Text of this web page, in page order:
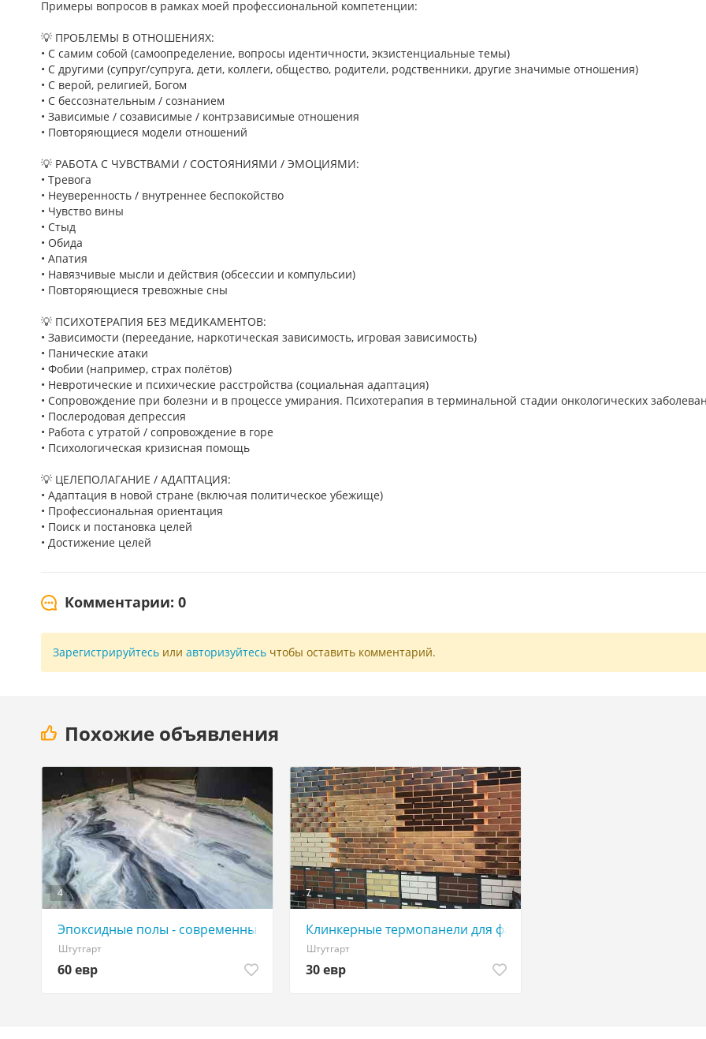
Примеры вопросов в рамках моей профессиональной компетенции:
💡 ПРОБЛЕМЫ В ОТНОШЕНИЯХ:
• С самим собой (самоопределение, вопросы идентичности, экзистенциальные темы)
• С другими (супруг/супруга, дети, коллеги, общество, родители, родственники, другие значимые отношения)
• С верой, религией, Богом
• С бессознательным / сознанием
• Зависимые / созависимые / контрзависимые отношения
• Повторяющиеся модели отношений
💡 РАБОТА С ЧУВСТВАМИ / СОСТОЯНИЯМИ / ЭМОЦИЯМИ:
• Тревога
• Неуверенность / внутреннее беспокойство
• Чувство вины
• Стыд
• Обида
• Апатия
• Навязчивые мысли и действия (обсессии и компульсии)
• Повторяющиеся тревожные сны
💡 ПСИХОТЕРАПИЯ БЕЗ МЕДИКАМЕНТОВ:
• Зависимости (переедание, наркотическая зависимость, игровая зависимость)
• Панические атаки
• Фобии (например, страх полётов)
• Невротические и психические расстройства (социальная адаптация)
• Сопровождение при болезни и в процессе умирания. Психотерапия в терминальной стадии онкологических
• Послеродовая депрессия
• Работа с утратой / сопровождение в горе
• Психологическая кризисная помощь
💡 ЦЕЛЕПОЛАГАНИЕ / АДАПТАЦИЯ:
• Адаптация в новой стране (включая политическое убежище)
• Профессиональная ориентация
• Поиск и постановка целей
• Достижение целей
Комментарии: 0
Зарегистрируйтесь или авторизуйтесь чтобы оставить комментарий.
Похожие объявления
4
Эпоксидные полы - современные, прочные, премиум
Штутгарт
60 евр
7
Клинкерные термопанели для фасада дома — утепление +
Штутгарт
30 евр